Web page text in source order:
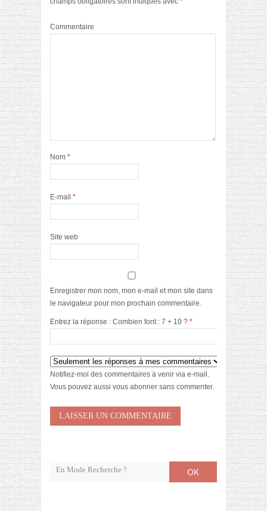
Commentaire
Nom *
E-mail *
Site web
Enregistrer mon nom, mon e-mail et mon site dans
le navigateur pour mon prochain commentaire.
Entrez la réponse : Combien font : 7 + 10 ? *
Notifiez-moi des commentaires à venir via e-mail.
Vous pouvez aussi vous abonner sans commenter.
OK